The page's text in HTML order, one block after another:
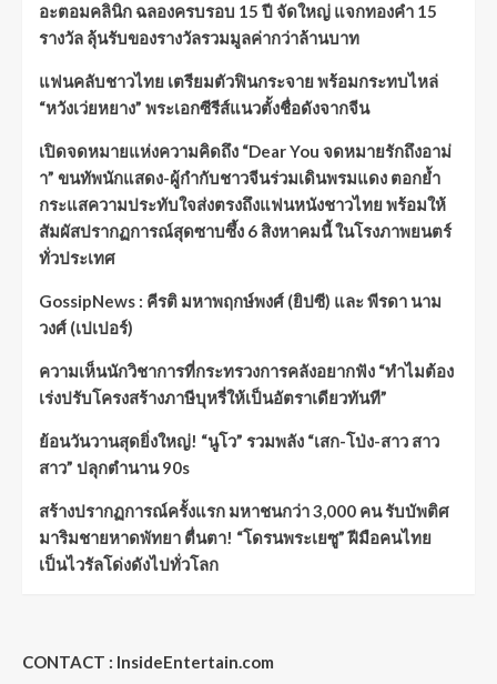
อะตอมคลินิก ฉลองครบรอบ 15 ปี จัดใหญ่ แจกทองคำ 15
รางวัล ลุ้นรับของรางวัลรวมมูลค่ากว่าล้านบาท
แฟนคลับชาวไทย เตรียมตัวฟินกระจาย พร้อมกระทบไหล่
“หวังเว่ยหยาง” พระเอกซีรีส์แนวตั้งชื่อดังจากจีน
เปิดจดหมายแห่งความคิดถึง “Dear You จดหมายรักถึงอาม่
า” ขนทัพนักแสดง-ผู้กำกับชาวจีนร่วมเดินพรมแดง ตอกย้ำ
กระแสความประทับใจส่งตรงถึงแฟนหนังชาวไทย พร้อมให้
สัมผัสปรากฏการณ์สุดซาบซึ้ง 6 สิงหาคมนี้ ในโรงภาพยนตร์
ทั่วประเทศ
GossipNews : คีรติ มหาพฤกษ์พงศ์ (ยิปซี) และ พีรดา นาม
วงศ์ (เปเปอร์)
ความเห็นนักวิชาการที่กระทรวงการคลังอยากฟัง “ทำไมต้อง
เร่งปรับโครงสร้างภาษีบุหรี่ให้เป็นอัตราเดียวทันที”
ย้อนวันวานสุดยิ่งใหญ่! “นูโว” รวมพลัง “เสก-โป่ง-สาว สาว
สาว” ปลุกตำนาน 90s
สร้างปรากฏการณ์ครั้งแรก มหาชนกว่า 3,000 คน รับบัพติศ
มาริมชายหาดพัทยา ตื่นตา! “โดรนพระเยซู” ฝีมือคนไทย
เป็นไวรัลโด่งดังไปทั่วโลก
CONTACT : InsideEntertain.com